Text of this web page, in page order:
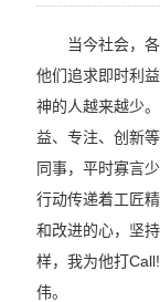
当今社会，各
他们追求即时利
神的人越来越少
益、专注、创新
同事，平时寡言
行动传递着工匠
和改进的心，坚
样，我为他打
伟。